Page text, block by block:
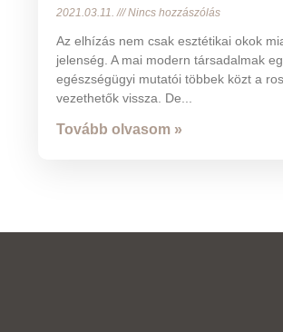
2021.03.11. Nincs hozzászólás
Az elhízás nem csak esztétikai okok
jelenség. A mai modern társadalmak
egészségügyi mutatói többek közt a
vezethetők vissza. De
Tovább olvasom »